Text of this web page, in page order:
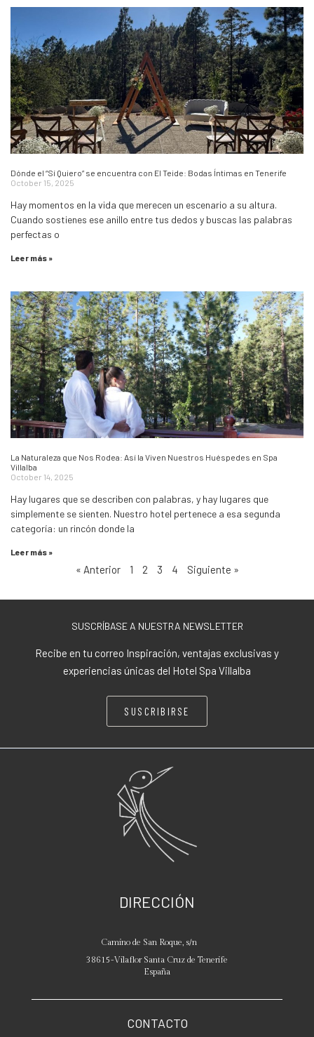
Dónde el “Sí Quiero” se encuentra con El Teide: Bodas Íntimas en Tenerife
October 15, 2025
Hay momentos en la vida que merecen un escenario a su altura.
Cuando sostienes ese anillo entre tus dedos y buscas las palabras
perfectas o
Leer más »
La Naturaleza que Nos Rodea: Así la Viven Nuestros Huéspedes en Spa
Villalba
October 14, 2025
Hay lugares que se describen con palabras, y hay lugares que
simplemente se sienten. Nuestro hotel pertenece a esa segunda
categoría: un rincón donde la
Leer más »
« Anterior 1 2 3 4 Siguiente »
SUSCRÍBASE A NUESTRA NEWSLETTER
Recibe en tu correo Inspiración, ventajas exclusivas y
experiencias únicas del Hotel Spa Villalba
SUSCRIBIRSE
DIRECCIÓN
Camino de San Roque, s/n
38615-Vilaflor Santa Cruz de Tenerife
España
CONTACTO